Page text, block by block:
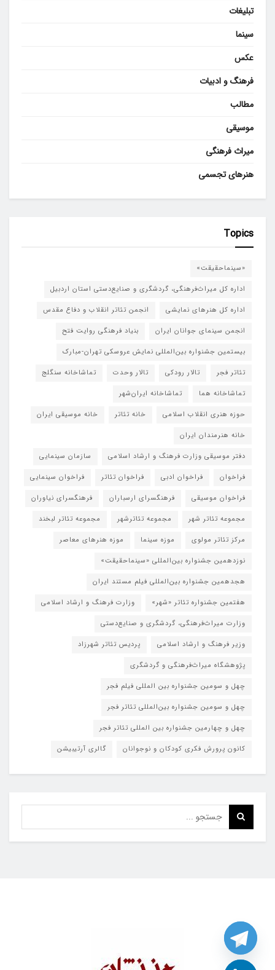
تبلیغات
سینما
عکس
فرهنگ و ادبیات
مطالب
موسیقی
میراث فرهنگی
هنرهای تجسمی
Topics
«سینماحقیقت»
اداره کل میراث‌فرهنگی، گردشگری و صنایع‌دستی استان اردبیل
اداره کل هنرهای نمایشی
انجمن تئاتر انقلاب و دفاع مقدس
انجمن سینمای جوانان ایران
بنیاد فرهنگی روایت فتح
بیستمین جشنواره بین‌المللی نمایش عروسکی تهران-مبارک
تئاتر فجر
تالار رودکی تالار وحدت
تماشاخانه سنگلج
تماشاخانه هما
تماشاخانه‌ ایران‌شهر
حوزه هنری انقلاب اسلامی
خانه تئاتر
خانه موسیقی ایران
خانه هنرمندان ایران
دفتر موسیقی وزارت فرهنگ و ارشاد اسلامی
سازمان سینمایی
فراخوان
فراخوان ادبی فراخوان تئاتر
فراخوان سینمایی
فراخوان موسیقی
فرهنگسرای ارسباران
فرهنگسرای نیاوران
مجموعه تئاتر شهر
مجموعه تئاترشهر
مجموعه تئاتر لبخند
مرکز تئاتر مولوی
موزه سینما
موزه هنرهای معاصر
نوزدهمین جشنواره بین‌المللی «سینماحقیقت»
هجدهمین جشنواره بین‌المللی فیلم مستند ایران
هفتمین جشنواره تئاتر «شهر»
وزارت فرهنگ و ارشاد اسلامی
وزارت میراث‌فرهنگی، گردشگری و صنایع‌دستی
وزیر فرهنگ و ارشاد اسلامی
پردیس تئاتر شهرزاد
پژوهشگاه میراث‌فرهنگی و گردشگری
چهل و سومین جشنواره بین المللی فیلم فجر
چهل و سومین جشنواره بین‌المللی تئاتر فجر
چهل و چهارمین جشنواره بین المللی تئاتر فجر
کانون پرورش فکری کودکان و نوجوانان
گالری آرتیبیشن